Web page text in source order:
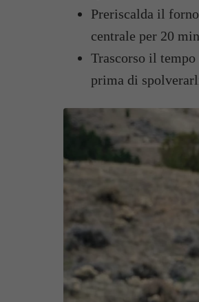
Preriscalda il
centrale per 20
Trascorso il
prima di